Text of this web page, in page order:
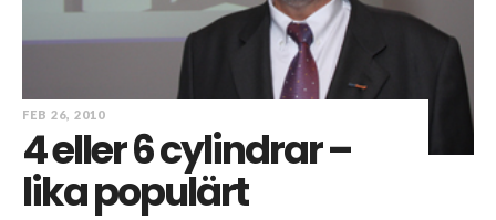
FEB 26, 2010
4 eller 6 cylindrar –
lika populärt